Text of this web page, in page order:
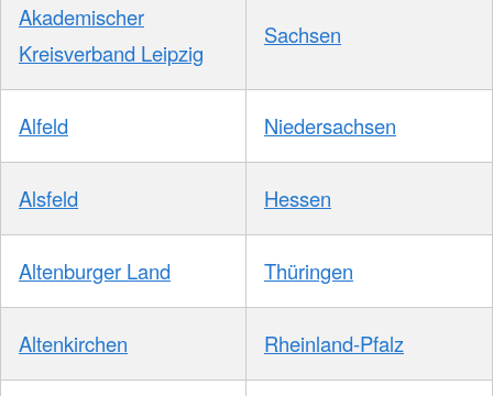
Akademischer
Kreisverband Leipzig
Sachsen
Alfeld Niedersachsen
Alsfeld Hessen
Altenburger Land Thüringen
Altenkirchen Rheinland-Pfalz